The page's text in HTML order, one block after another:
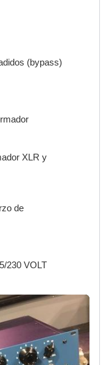
(bypass)
XLR y
de
230 VOLT